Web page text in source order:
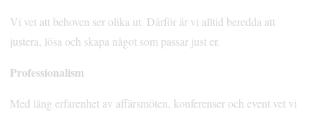
Vi vet att behoven ser olika ut. Därför är vi alltid beredda att
justera, lösa och skapa något som passar just er.
Professionalism
Med lång erfarenhet av affärsmöten, konferenser och event vet vi